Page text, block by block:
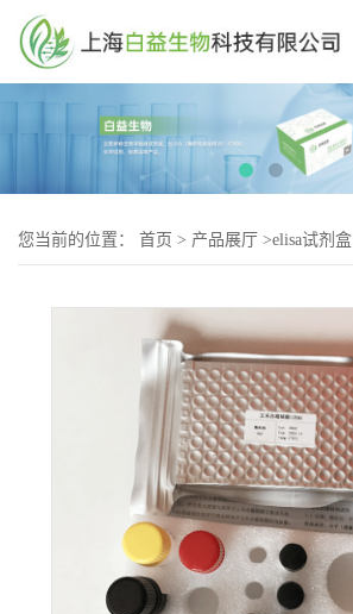
您当前的位置： 首页 > 产品展厅 >elisa试剂盒